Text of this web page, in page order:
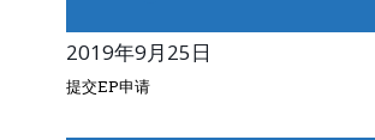
2019年9月25日
提交EP申请